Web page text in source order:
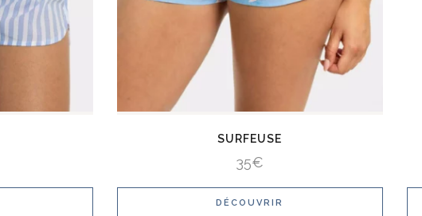
SURFEUSE
35€
DÉCOUVRIR